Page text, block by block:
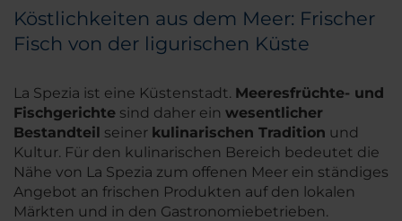
Köstlichkeiten aus dem Meer: Frischer
Fisch von der ligurischen Küste
La Spezia ist eine Küstenstadt. Meeresfrüchte- und
Fischgerichte sind daher ein wesentlicher
Bestandteil seiner kulinarischen Tradition und
Kultur. Für den kulinarischen Bereich bedeutet die
Nähe von La Spezia zum offenen Meer ein ständiges
Angebot an frischen Produkten auf den lokalen
Märkten und in den Gastronomiebetrieben.